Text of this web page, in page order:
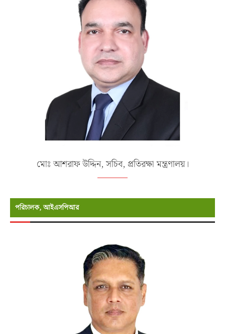
মোঃ আশরাফ উদ্দিন, সচিব, প্রতিরক্ষা মন্ত্রণালয়।
পরিচালক, আইএসপিআর